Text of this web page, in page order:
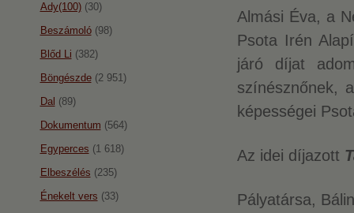
Almási Éva, a
Psota Irén
járó díjat
színésznőnek,
képességei
Az idei díjazott
Pályatársa,
Ady(100)(30)
Beszámoló(98)
Blőd Li (382)
Böngészde(2 951)
Dal (89)
Dokumentum (564)
Egyperces (1 618)
Elbeszélés (235)
Énekelt vers (33)